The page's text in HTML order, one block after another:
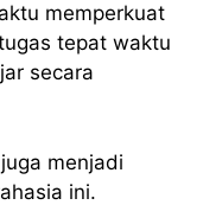
memperkuat
tepat waktu
secara
menjadi
ini.